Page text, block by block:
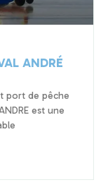
ANDRÉ
port de pêche
est une